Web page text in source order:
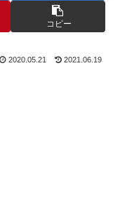
コピー
2020.05.21 2021.06.19